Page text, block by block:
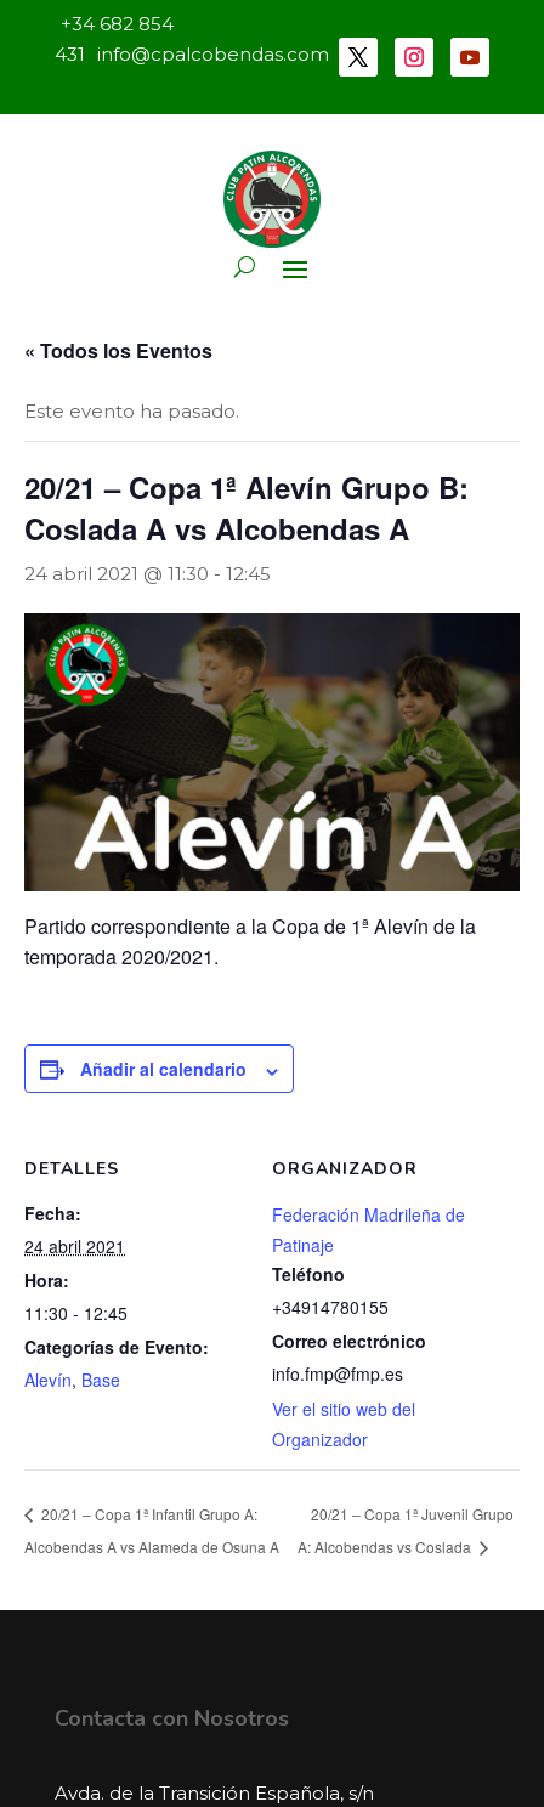
+34 682 854
431
info@cpalcobendas.com
« Todos los Eventos
Este evento ha pasado.
20/21 – Copa 1ª Alevín Grupo B:
Coslada A vs Alcobendas A
24 abril 2021 @ 11:30 - 12:45
Partido correspondiente a la Copa de 1ª Alevín de la
temporada 2020/2021.
Añadir al calendario
DETALLES
Fecha:
24 abril 2021
Hora:
11:30 - 12:45
Categorías de Evento:
Alevín, Base
ORGANIZADOR
Federación Madrileña de
Patinaje
Teléfono
+34914780155
Correo electrónico
info.fmp@fmp.es
Ver el sitio web del
Organizador
20/21 – Copa 1ª Infantil Grupo A:
Alcobendas A vs Alameda de Osuna A
20/21 – Copa 1ª Juvenil Grupo
A: Alcobendas vs Coslada
Contacta con Nosotros
Avda. de la Transición Española, s/n